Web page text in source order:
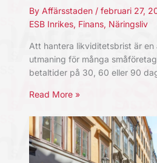
By Affärsstaden / februari 27,
ESB Inrikes, Finans, Näringsliv
Att hantera likviditetsbrist är en
utmaning för många
betaltider på 30, 60 eller 90
Read More »